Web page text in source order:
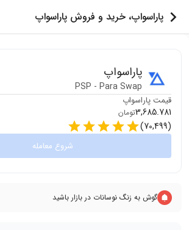
پاراسواپ، خرید و فروش پاراسواپ
پاراسواپ
PSP - Para Swap
قیمت پاراسواپ
3,685.781تومان
(
70,499
)
شروع معامله
گوش به زنگ نوسانات در بازار باشید